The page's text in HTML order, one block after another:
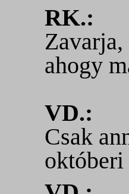
RK.:
ahogy
VD.:
Csak